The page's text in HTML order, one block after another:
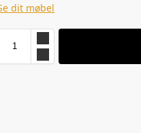
dit møbel